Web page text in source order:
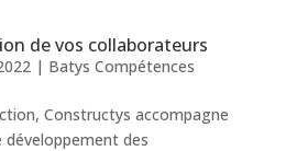
de vos collaborateurs
| Batys Compétences
Constructys accompagne
développement des